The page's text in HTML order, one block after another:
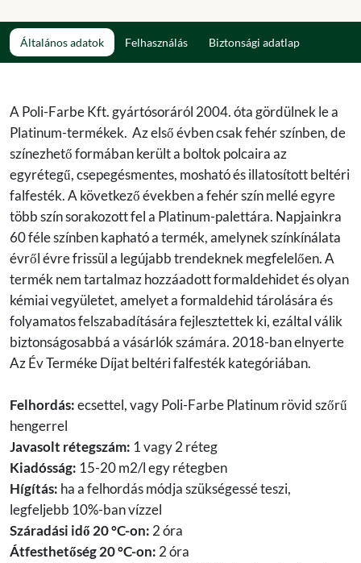
Általános adatok Felhasználás Biztonsági adatlap
A Poli-Farbe Kft. gyártósoráról 2004. óta gördülnek le a
Platinum-termékek. Az első évben csak fehér színben, de
színezhető formában került a boltok polcaira az
egyrétegű, csepegésmentes, mosható és illatosított beltéri
falfesték. A következő években a fehér szín mellé egyre
több szín sorakozott fel a Platinum-palettára. Napjainkra
60 féle színben kapható a termék, amelynek színkínálata
évről évre frissül a legújabb trendeknek megfelelően. A
termék nem tartalmaz hozzáadott formaldehidet és olyan
kémiai vegyületet, amelyet a formaldehid tárolására és
folyamatos felszabadítására fejlesztettek ki, ezáltal válik
biztonságosabbá a vásárlók számára. 2018-ban elnyerte
Az Év Terméke Díjat beltéri falfesték kategóriában.
Felhordás:ecsettel, vagy Poli-Farbe Platinum rövid szőrű
hengerrel
Javasolt rétegszám: 1 vagy 2 réteg
Kiadósság: 15-20 m2/l egy rétegben
Hígítás: ha a felhordás módja szükségessé teszi,
legfeljebb 10%-ban vízzel
Száradási idő 20 °C-on: 2 óra
Átfesthetőség 20 °C-on: 2 óra